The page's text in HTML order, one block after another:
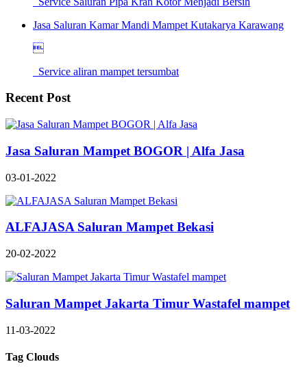
Jasa Saluran Kamar Mandi Mampet Kutakarya Karawang

Service aliran mampet tersumbat
Recent Post
Jasa Saluran Mampet BOGOR | Alfa Jasa
03-01-2022
ALFAJASA Saluran Mampet Bekasi
20-02-2022
Saluran Mampet Jakarta Timur Wastafel mampet
11-03-2022
Tag Clouds